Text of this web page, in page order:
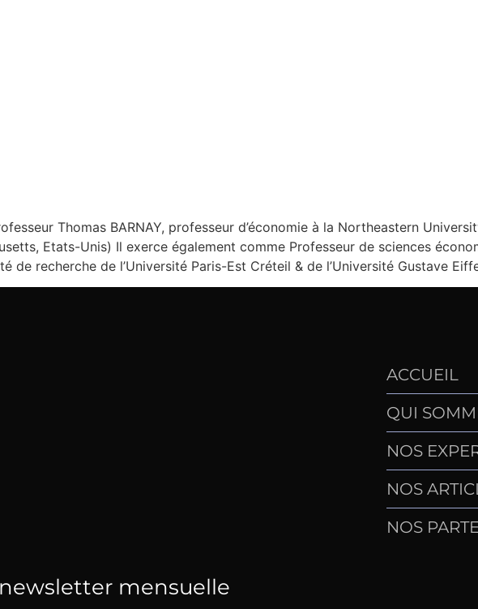
Thomas BARNAY, professeur d’économie à la Northeastern
Etats-Unis) Il exerce également comme Professeur de sciences
de recherche de l’Université Paris-Est Créteil & de l’Université Gustave
mensuelle
ACCUEIL
QUI
NOS
NOS
NOS